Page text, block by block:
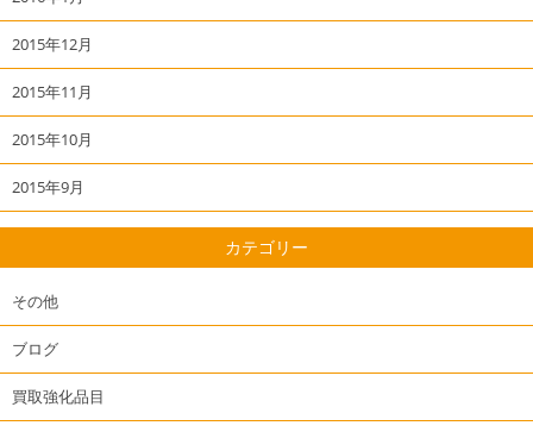
2015年12月
2015年11月
2015年10月
2015年9月
カテゴリー
その他
ブログ
買取強化品目